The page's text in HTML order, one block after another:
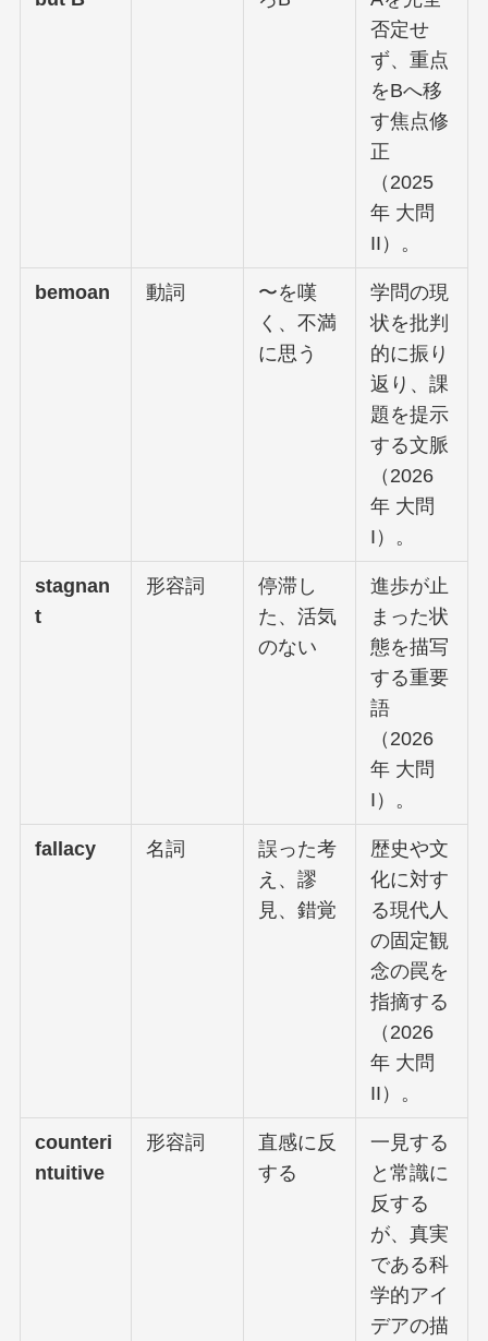
否定せ
ず、重点
をBへ移
す焦点修
正
（2025
年 大問
II）。
bemoan 動詞
〜を嘆
く、不満
に思う
学問の現
状を批判
的に振り
返り、課
題を提示
する文脈
（2026
年 大問
I）。
stagnan
t
形容詞
停滞し
た、活気
のない
進歩が止
まった状
態を描写
する重要
語
（2026
年 大問
I）。
fallacy 名詞
誤った考
え、謬
見、錯覚
歴史や文
化に対す
る現代人
の固定観
念の罠を
指摘する
（2026
年 大問
II）。
counteri
ntuitive
形容詞
直感に反
する
一見する
と常識に
反する
が、真実
である科
学的アイ
デアの描